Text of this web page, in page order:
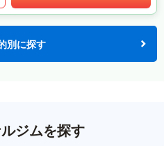
別に探す
ジムを探す